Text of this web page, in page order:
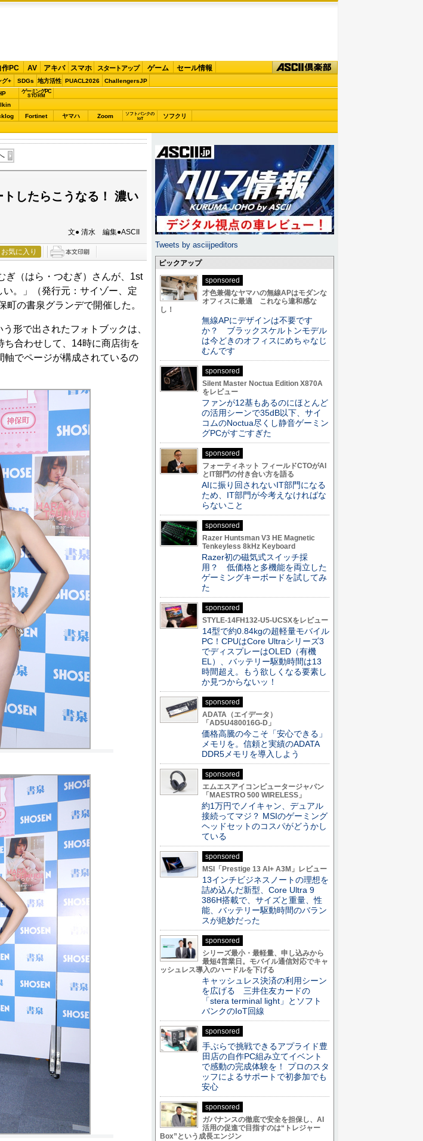
作PC AV アキバ スマホ スタートアップ ゲーム セール情報
グ+ SDGs 地方活性 PUACL2026 ChallengersJP
ゲーミングPC
STORM
Fortinet ヤマハ Zoom
ソフトバンクの
IoT
ソフクリ
したらこうなる！ 濃い
文● 清水 編集●ASCII
お気に入り
（はら・つむぎ）さんが、1st
。」（発行元：サイゾー、定
の書泉グランデで開催した。
形で出されたフォトブックは、
ち合わせして、14時に商店街を
でページが構成されているの
Tweets by asciijpeditors
ピックアップ
sponsored
才色兼備なヤマハの無線APはモダンな
オフィスに最適 これなら違和感な
し！
無線APにデザインは不要です
か？ ブラックスケルトンモデル
は今どきのオフィスにめちゃなじ
むんです
sponsored
Silent Master Noctua Edition X870A
をレビュー
ファンが12基もあるのにほとんど
の活用シーンで35dB以下、サイ
コムのNoctua尽くし静音ゲーミン
グPCがすごすぎた
sponsored
フォーティネット フィールドCTOがAI
とIT部門の付き合い方を語る
AIに振り回されないIT部門になる
ため、IT部門が今考えなければな
らないこと
sponsored
Razer Huntsman V3 HE Magnetic
Tenkeyless 8kHz Keyboard
Razer初の磁気式スイッチ採
用？ 低価格と多機能を両立した
ゲーミングキーボードを試してみ
た
sponsored
STYLE-14FH132-U5-UCSXをレビュー
14型で約0.84kgの超軽量モバイル
PC！CPUはCore Ultraシリーズ3
でディスプレーはOLED（有機
EL）、バッテリー駆動時間は13
時間超え。もう欲しくなる要素し
か見つからないッ！
sponsored
ADATA（エイデータ）
「AD5U480016G-D」
価格高騰の今こそ「安心できる」
メモリを。信頼と実績のADATA
DDR5メモリを導入しよう
sponsored
エムエスアイコンピュータージャパン
「MAESTRO 500 WIRELESS」
約1万円でノイキャン、デュアル
接続ってマジ？ MSIのゲーミング
ヘッドセットのコスパがどうかし
ている
sponsored
MSI「Prestige 13 AI+ A3M」レビュー
13インチビジネスノートの理想を
詰め込んだ新型、Core Ultra 9
386H搭載で、サイズと重量、性
能、バッテリー駆動時間のバラン
スが絶妙だった
sponsored
シリーズ最小・最軽量、申し込みから
最短4営業日。モバイル通信対応でキャ
ッシュレス導入のハードルを下げる
キャッシュレス決済の利用シーン
を広げる 三井住友カードの
「stera terminal light」とソフト
バンクのIoT回線
sponsored
手ぶらで挑戦できるアプライド豊
田店の自作PC組み立てイベント
で感動の完成体験を！ プロのスタ
ッフによるサポートで初参加でも
安心
sponsored
ガバナンスの徹底で安全を担保し、AI
活用の促進で目指すのは“トレジャー
Box”という成長エンジン